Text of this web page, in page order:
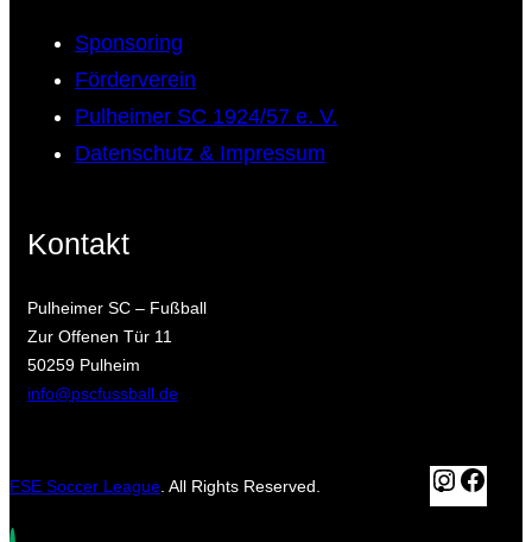
Sponsoring
Förderverein
Pulheimer SC 1924/57 e. V.
Datenschutz & Impressum
Kontakt
Pulheimer SC – Fußball
Zur Offenen Tür 11
50259 Pulheim
info@pscfussball.de
FSE Soccer League . All Rights Reserved.